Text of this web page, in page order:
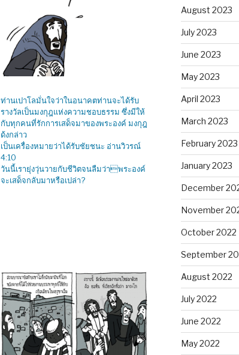
ท่านเปาโลมั่นใจว่าในอนาคตท่านจะได้รับ
รางวัลเป็นมงกุฎแห่งความชอบธรรม ซึ่งมีให้
กับทุกคนที่รักการเสด็จมาของพระองค์ มงกุฎ
ด้งกล่าว
เป็นเครื่องหมายว่าได้รับชัยชนะ อ่านวิวรณ์
4:10
วันนี้เรายุ่งวุ่นวายกับชีวิตจนลืมว่าพระองค์
จะเสด็จกลับมาหรือเปล่า?
August 2023
July 2023
June 2023
May 2023
April 2023
March 2023
February 2023
January 2023
December
November
October 2022
September
August 2022
July 2022
June 2022
May 2022